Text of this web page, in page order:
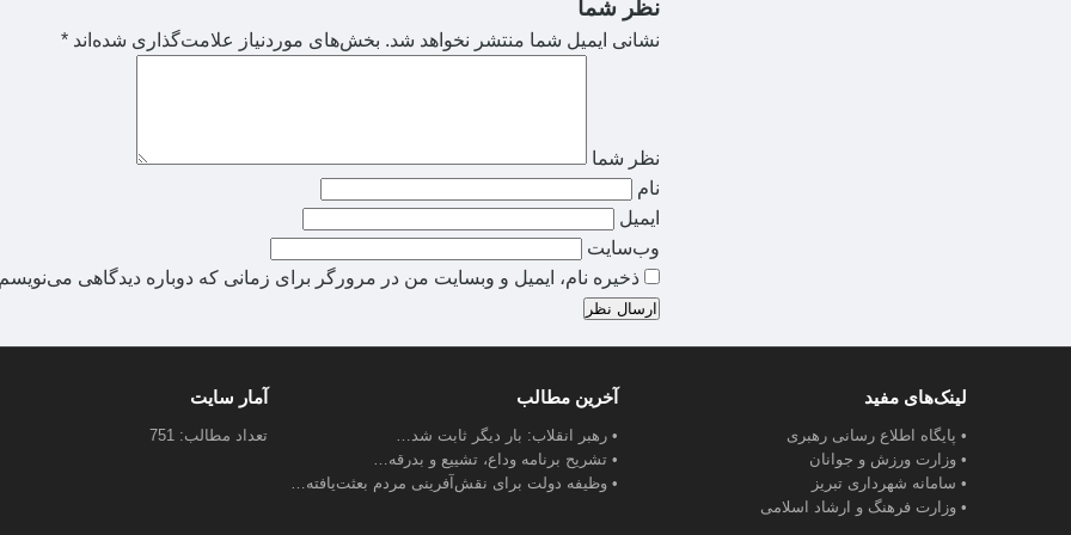
نظر شما
نشانی ایمیل شما منتشر نخواهد شد. بخش‌های موردنیاز علامت‌گذاری شده‌اند *
نظر شما
نام
ایمیل
وب‌سایت
ذخیره نام، ایمیل و وبسایت من در مرورگر برای زمانی که دوباره دیدگاهی
ارسال نظر
لینک‌های مفید
• پایگاه اطلاع رسانی رهبری
• وزارت ورزش و جوانان
• سامانه شهرداری تبریز
• وزارت فرهنگ و ارشاد اسلامی
آخرین مطالب
• رهبر انقلاب: بار دیگر ثابت شد…
• تشریح برنامه وداع، تشییع و بدرقه…
• وظیفه دولت برای نقش‌آفرینی مردم بعثت‌یافته…
آمار سایت
تعداد مطالب: 751